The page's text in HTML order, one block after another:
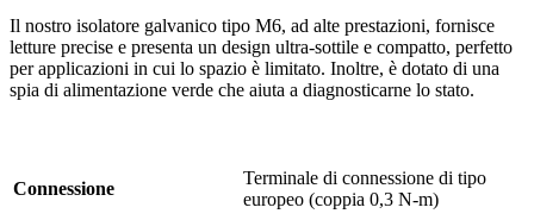
Il nostro isolatore galvanico tipo M6, ad alte prestazioni, fornisce
letture precise e presenta un design ultra-sottile e compatto, perfetto
per applicazioni in cui lo spazio è limitato. Inoltre, è dotato di una
spia di alimentazione verde che aiuta a diagnosticarne lo stato.
Connessione
Terminale di connessione di tipo
europeo (coppia 0,3 N-m)